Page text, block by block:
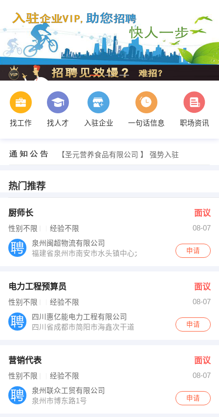
找工作 找人才 入驻企业 一句话信息
职场资讯
【圣元营养食品有限公司 】 强势入驻
发布 [正新鸡排仓库搬运工人 ] 招聘信息
【长乐追风车业贸易有限公司 】 强势入驻
热门推荐
厨师长 面议
性别不限 经验不限
08-07
泉州闽超物流有限公司
福建省泉州市南安市水头镇中心大街528号
申请
电力工程预算员 面议
性别不限 经验不限
08-07
四川惠亿能电力工程有限公司
四川省成都市简阳市海鑫次干道
申请
营销代表 面议
性别不限 经验不限
08-07
泉州联众工贸有限公司
泉州市博东路1号
申请